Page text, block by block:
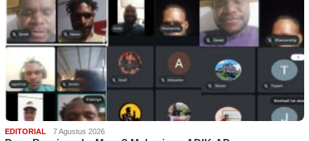
EDITORIAL 7 Agustus 2026